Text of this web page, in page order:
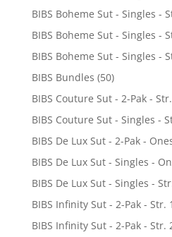
BIBS Boheme Sut - Singles -
BIBS Boheme Sut - Singles -
BIBS Boheme Sut - Singles -
BIBS Bundles (50)
BIBS Couture Sut - 2-Pak -
BIBS Couture Sut - Singles -
BIBS De Lux Sut - 2-Pak -
BIBS De Lux Sut - Singles -
BIBS De Lux Sut - Singles -
BIBS Infinity Sut - 2-Pak - Str. 1
BIBS Infinity Sut - 2-Pak - Str.